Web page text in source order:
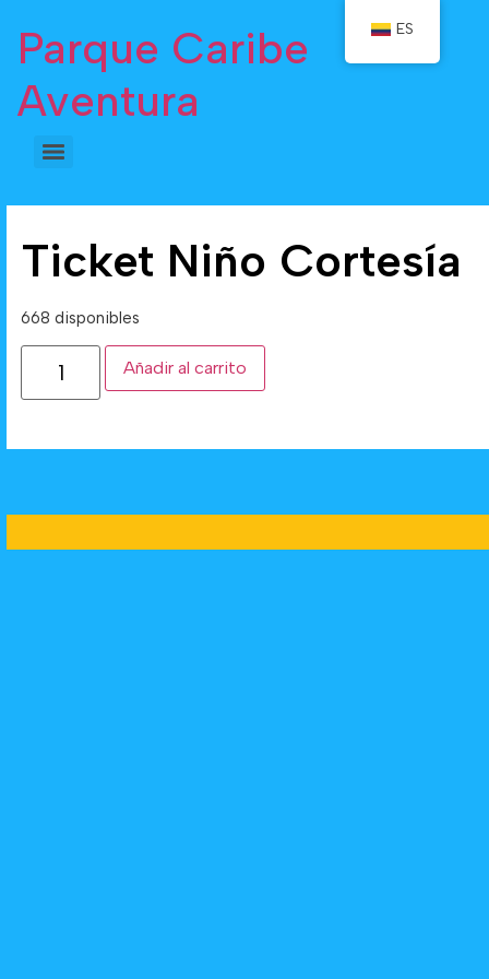
Parque Caribe
Aventura
Ticket Niño Cortesía
668 disponibles
Añadir al carrito
ES